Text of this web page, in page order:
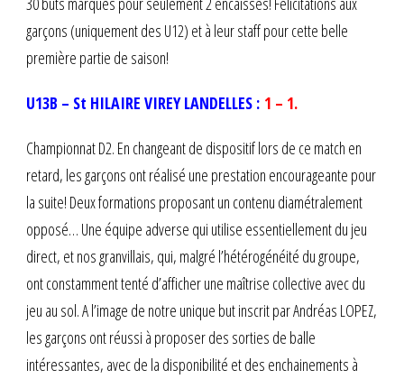
garçons (uniquement des U12) et à leur staff pour cette belle
première partie de saison!
U13B – St HILAIRE VIREY LANDELLES : 1 – 1.
Championnat D2. En changeant de dispositif lors de ce match en
retard, les garçons ont réalisé une prestation encourageante pour
la suite! Deux formations proposant un contenu diamétralement
opposé… Une équipe adverse qui utilise essentiellement du jeu
direct, et nos granvillais, qui, malgré l’hétérogénéité du groupe,
ont constamment tenté d’afficher une maîtrise collective avec du
jeu au sol. A l’image de notre unique but inscrit par Andréas LOPEZ,
les garçons ont réussi à proposer des sorties de balle
intéressantes, avec de la disponibilité et des enchainements à